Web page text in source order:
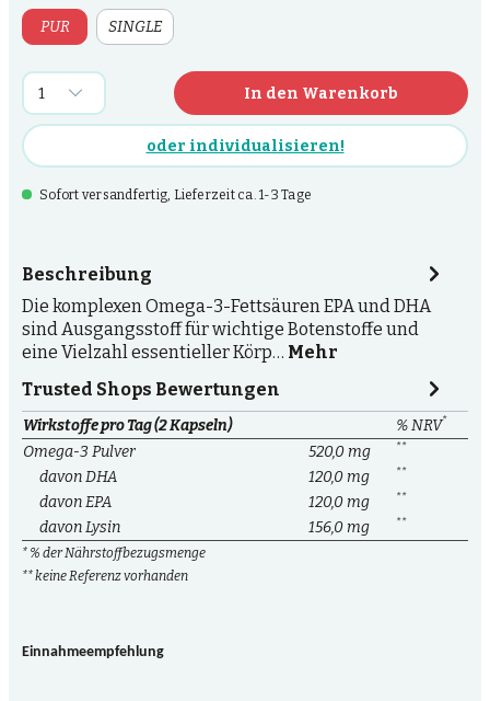
PUR SINGLE
In den Warenkorb
oder individualisieren!
Sofort versandfertig, Lieferzeit ca. 1-3 Tage
Beschreibung
Die komplexen Omega-3-Fettsäuren EPA und DHA
sind Ausgangsstoff für wichtige Botenstoffe und
eine Vielzahl essentieller Körp… Mehr
Trusted Shops Bewertungen
Wirkstoffe pro Tag (2 Kapseln) % NRV*
Omega-3 Pulver 520,0 mg **
davon DHA 120,0 mg **
davon EPA 120,0 mg **
davon Lysin 156,0 mg **
* % der Nährstoffbezugsmenge
** keine Referenz vorhanden
Einnahmeempfehlung